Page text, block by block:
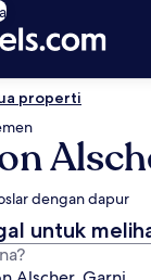
properti
dengan dapur
untuk